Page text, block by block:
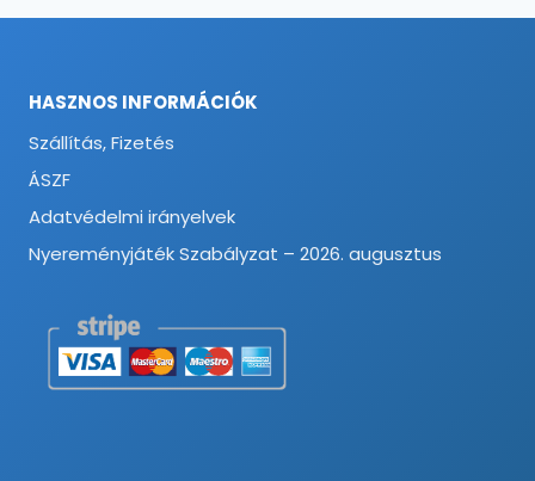
HASZNOS INFORMÁCIÓK
Szállítás, Fizetés
ÁSZF
Adatvédelmi irányelvek
Nyereményjáték Szabályzat – 2026. augusztus